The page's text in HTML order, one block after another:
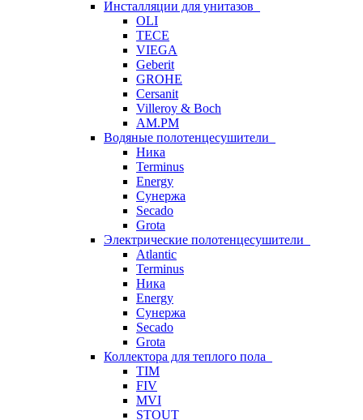
Инсталляции для унитазов
OLI
TECE
VIEGA
Geberit
GROHE
Cersanit
Villeroy & Boch
AM.PM
Водяные полотенцесушители
Ника
Terminus
Energy
Сунержа
Secado
Grota
Электрические полотенцесушители
Atlantic
Terminus
Ника
Energy
Сунержа
Secado
Grota
Коллектора для теплого пола
TIM
FIV
MVI
STOUT